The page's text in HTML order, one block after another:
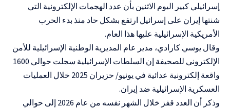
إسرائيلي كبير اليوم الاثنين بأن عدد الهجمات ‌الإلكترونية التي
شنتها إيران على إسرائيل ارتفع بشكل حاد منذ بدء الحرب
الأمريكية الإسرائيلية عليها هذا العام.
وقال يوسي كارادي، مدير عام المديرية الوطنية الإسرائيلية للأمن
الإلكتروني للصحيفة إن السلطات الإسرائيلية سجلت حوالي 1600
واقعة إلكترونية عدائية في يونيو/ حزيران 2025 خلال العمليات
العسكرية الإسرائيلية ضد إيران.
وذكر أن العدد قفز خلال الشهر نفسه من عام 2026 إلى حوالي